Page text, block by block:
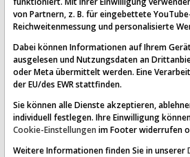
Baidu Aktie:
Analyse (A0YCQ6 |
SCORING SYSTEMS:
Qualitäts-Check Dividenden-Check
Robustheits-Check
Qualitäts-Check:Ist die Aktie zum Investieren
von Partnern, z. B. für eingebettete
Reichweitenmessung und personalisierte
Dabei können Informationen auf Ihrem
ausgelesen und Nutzungsdaten an
oder Meta übermittelt werden. Eine
der EU/des EWR stattfinden.
Sie können alle Dienste akzeptieren,
individuell festlegen. Ihre Einwilligung
Cookie-Einstellungen im Footer widerrufen
Weitere Informationen finden Sie in unserer